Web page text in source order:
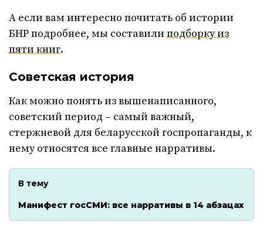
А если вам интересно почитать об истории
БНР подробнее, мы составили подборку из
пяти книг.
Советская история
Как можно понять из вышенаписанного,
советский период – самый важный,
стержневой для беларусской госпропаганды, к
нему относятся все главные нарративы.
В тему
Манифест госСМИ: все нарративы в 14 абзацах